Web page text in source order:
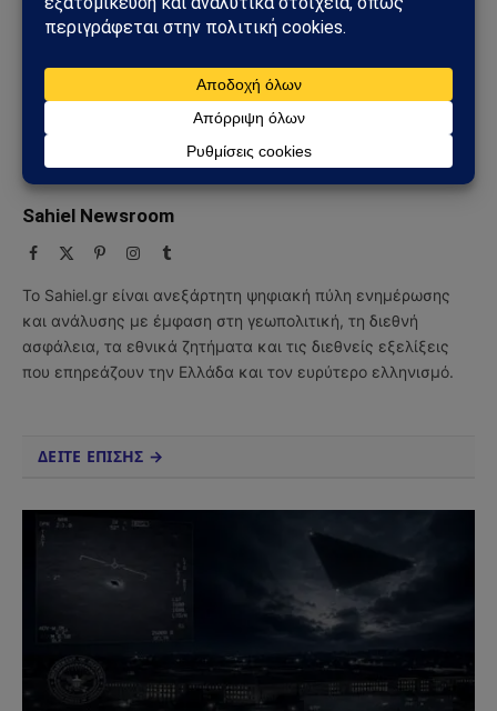
Ακολουθήστε στο YouTube
Tumblr
Sahiel Newsroom
Facebook PinterestInstagram
Tumblr
Το Sahiel.gr είναι ανεξάρτητη ψηφιακή πύλη ενημέρωσης
και ανάλυσης με έμφαση στη γεωπολιτική, τη διεθνή
ασφάλεια, τα εθνικά ζητήματα και τις διεθνείς εξελίξεις
που επηρεάζουν την Ελλάδα και τον ευρύτερο ελληνισμό.
ΔΕΙΤΕ ΕΠΙΣΗΣ →